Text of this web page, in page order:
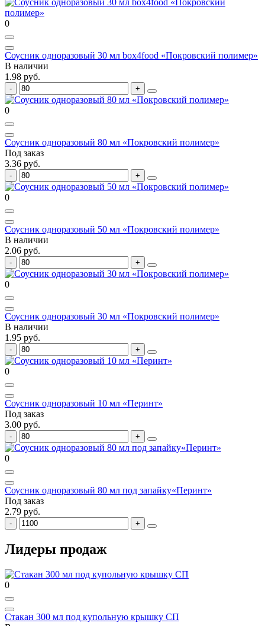
0
Соусник одноразовый 30 мл box4food «Покровский полимер»
В наличии
1.98 руб.
0
Соусник одноразовый 80 мл «Покровский полимер»
Под заказ
3.36 руб.
0
Соусник одноразовый 50 мл «Покровский полимер»
В наличии
2.06 руб.
0
Соусник одноразовый 30 мл «Покровский полимер»
В наличии
1.95 руб.
0
Соусник одноразовый 10 мл «Перинт»
Под заказ
3.00 руб.
0
Соусник одноразовый 80 мл под запайку«Перинт»
Под заказ
2.79 руб.
Лидеры продаж
0
Стакан 300 мл под купольную крышку СП